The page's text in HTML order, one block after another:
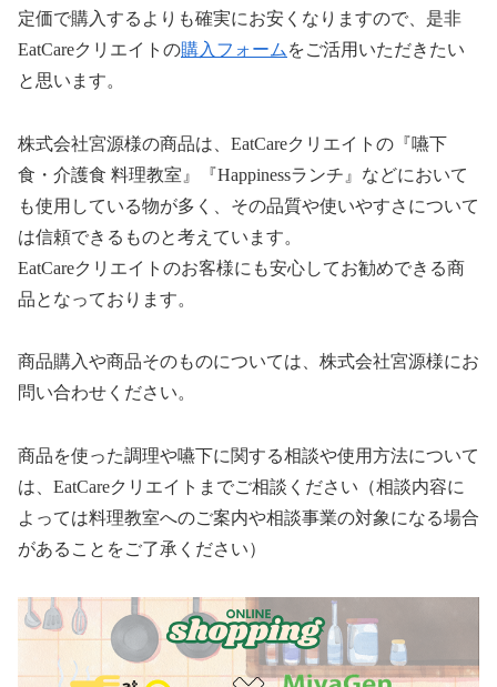
定価で購入するよりも確実にお安くなりますので、是非
EatCareクリエイトの購入フォーム をご活用いただきたい
と思います。
株式会社宮源様の商品は、EatCareクリエイトの『嚥下
食・介護食 料理教室』『Happinessランチ』などにおいて
も使用している物が多く、その品質や使いやすさについて
は信頼できるものと考えています。
EatCareクリエイトのお客様にも安心してお勧めできる商
品となっております。
商品購入や商品そのものについては、株式会社宮源様にお
問い合わせください。
商品を使った調理や嚥下に関する相談や使用方法について
は、EatCareクリエイトまでご相談ください（相談内容に
よっては料理教室へのご案内や相談事業の対象になる場合
があることをご了承ください）